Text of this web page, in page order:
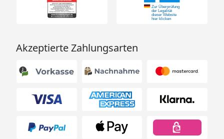
Akzeptierte Zahlungsarten